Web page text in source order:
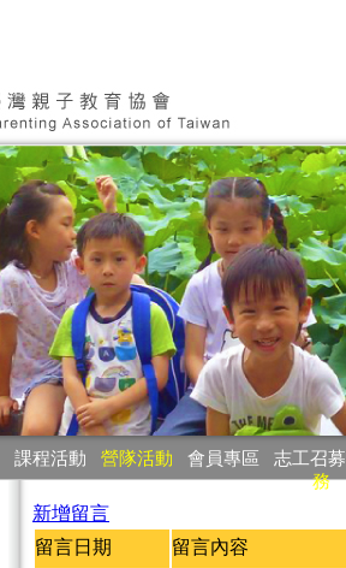
課程活動 營隊活動 會員專區 志工召募
務
新增留言
留言日期
留言內容